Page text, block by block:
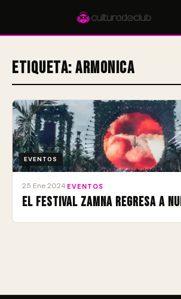
Accesos rápidos: 🎪 Eventos🎤 Artistas📍
Etiqueta:Armonica
EVENTOS
25 Ene 2024 EVENTOS
El Festival Zamna regresa a